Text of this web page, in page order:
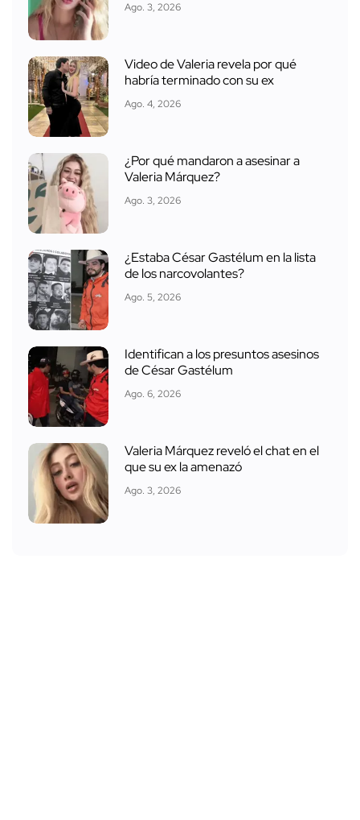
Ago. 3, 2026
Video de Valeria revela por qué
habría terminado con su ex
Ago. 4, 2026
¿Por qué mandaron a asesinar a
Valeria Márquez?
Ago. 3, 2026
¿Estaba César Gastélum en la lista
de los narcovolantes?
Ago. 5, 2026
Identifican a los presuntos asesinos
de César Gastélum
Ago. 6, 2026
Valeria Márquez reveló el chat en el
que su ex la amenazó
Ago. 3, 2026